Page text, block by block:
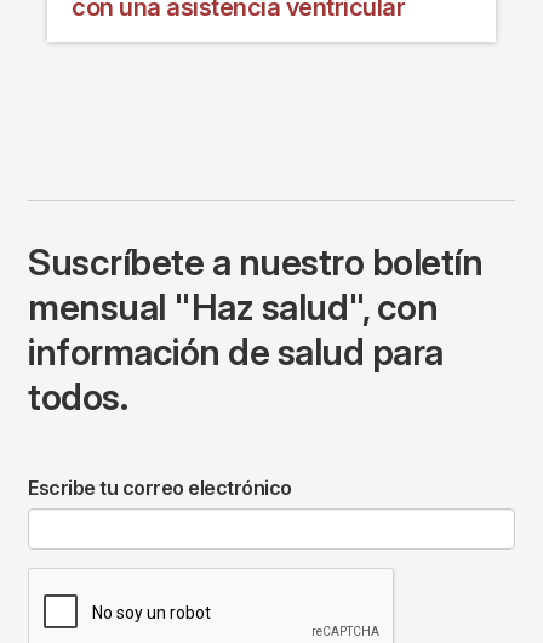
con una asistencia ventricular
Suscríbete a nuestro boletín
mensual "Haz salud", con
información de salud para
todos.
Escribe tu correo electrónico